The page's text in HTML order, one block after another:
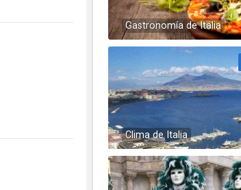
Gastronomía de Italia
Clima de Italia